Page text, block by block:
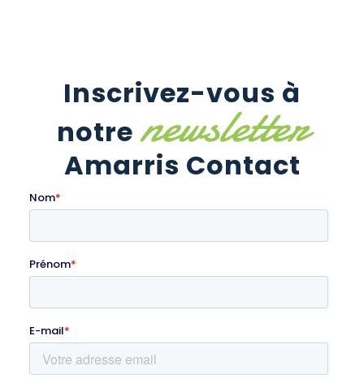
Inscrivez-vous à
notre newsletter
Amarris Contact